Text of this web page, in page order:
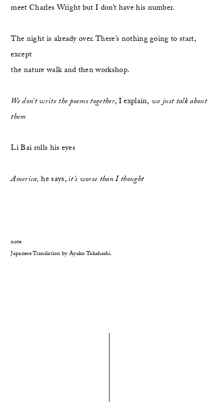
meet Charles Wright but I don’t have his number.
The night is already over. There’s nothing going to start,
except
the nature walk and then workshop.
We don’t write the poems together, I explain, we just talk about
them
Li Bai rolls his eyes
America, he says, it’s worse than I thought
note
Japanese Translation by Ayako Takahashi.